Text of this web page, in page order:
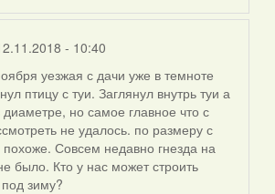
- 10:40
уезжая с дачи уже в темноте
птицу с туи. Заглянул внутрь туи а
но самое главное что с
не удалось. по размеру с
Совсем недавно гнезда на
было. Кто у нас может строить
зиму?